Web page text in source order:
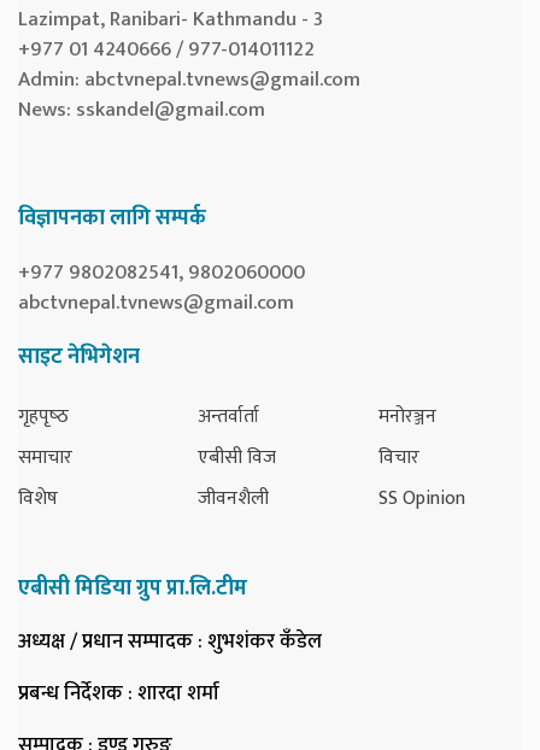
Lazimpat, Ranibari- Kathmandu - 3
+977 01 4240666 / 977-014011122
Admin: abctvnepal.tvnews@gmail.com
News: sskandel@gmail.com
विज्ञापनका लागि सम्पर्क
+977 9802082541, 9802060000
abctvnepal.tvnews@gmail.com
साइट नेभिगेशन
गृहपृष्‍ठ
समाचार
विशेष
अन्तर्वार्ता
एबीसी विज
जीवनशैली
मनोरञ्जन
विचार
SS Opinion
एबीसी मिडिया ग्रुप प्रा.लि.टीम
अध्यक्ष / प्रधान सम्पादक: शुभशंकर कँडेल
प्रबन्ध निर्देशक: शारदा शर्मा